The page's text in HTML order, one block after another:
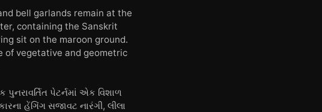
bell garlands remain at the
containing the Sanskrit
sit on the maroon ground.
vegetative and geometric
પેટર્નમાં એક વિશાળ
હેંગિંગ સજાવટ નારંગી, લીલા